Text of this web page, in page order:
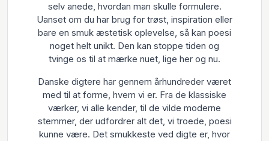
selv anede, hvordan man skulle formulere.
Uanset om du har brug for trøst, inspiration eller
bare en smuk æstetisk oplevelse, så kan poesi
noget helt unikt. Den kan stoppe tiden og
tvinge os til at mærke nuet, lige her og nu.
Danske digtere har gennem århundreder været
med til at forme, hvem vi er. Fra de klassiske
værker, vi alle kender, til de vilde moderne
stemmer, der udfordrer alt det, vi troede, poesi
kunne være. Det smukkeste ved digte er, hvor